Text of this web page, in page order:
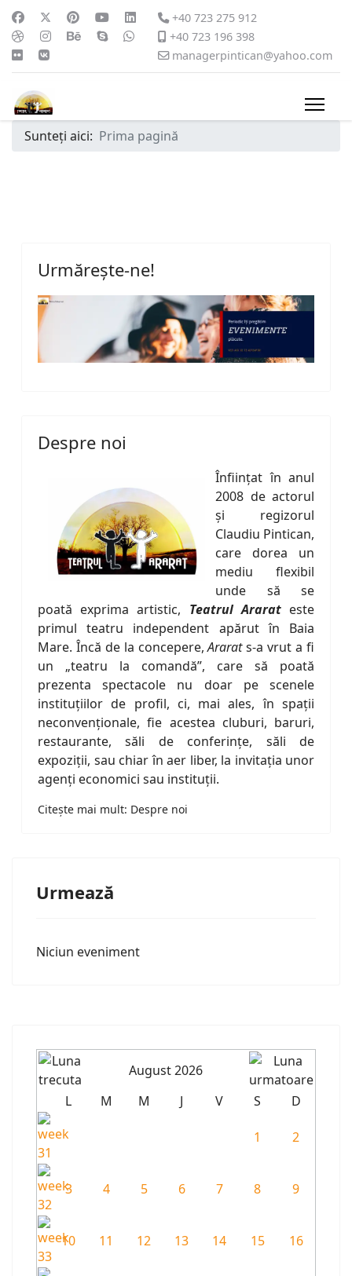
+40 723 275 912
+40 723 196 398
managerpintican@yahoo.com
Sunteți aici: Prima pagină
Urmărește-ne!
Despre noi
Înfiinţat în anul
2008 de actorul
şi regizorul
Claudiu Pintican,
care dorea un
mediu flexibil
unde să se
poată exprima artistic, Teatrul Ararateste
primul teatru independent apărut în Baia
Mare. Încă de la concepere,Ararats-a vrut a fi
un „teatru la comandă”, care să poată
prezenta spectacole nu doar pe scenele
instituţiilor de profil, ci, mai ales, în spaţii
neconvenţionale, fie acestea cluburi, baruri,
restaurante, săli de conferinţe, săli de
expoziţii, sau chiar în aer liber, la invitaţia unor
agenţi economici sau instituţii.
Citește mai mult: Despre noi
Urmează
Niciun eveniment
August 2026
L
M M J V S D
1 2
3 4 5 6 7 8 9
10 11 12 13 14 15 16